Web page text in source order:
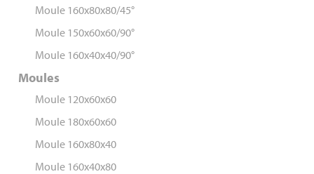
Moule 160x80x80/45°
Moule 150x60x60/90°
Moule 160x40x40/90°
Moules
Moule 120x60x60
Moule 180x60x60
Moule 160x80x40
Moule 160x40x80